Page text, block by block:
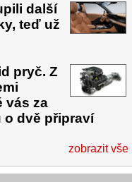
další
teď už
pryč. Z
vás za
o dvě připraví
zobrazit vše